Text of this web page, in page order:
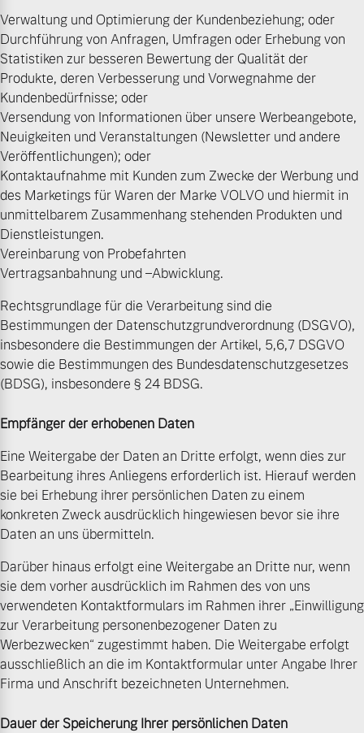
Mehr erfahren
Verwaltung und Optimierung der Kundenbeziehung; oder
Durchführung von Anfragen, Umfragen oder Erhebung von
Statistiken zur besseren Bewertung der Qualität der
Produkte, deren Verbesserung und Vorwegnahme der
Kundenbedürfnisse; oder
Versendung von Informationen über unsere Werbeangebote,
Neuigkeiten und Veranstaltungen (Newsletter und andere
Veröffentlichungen); oder
Kontaktaufnahme mit Kunden zum Zwecke der Werbung und
des Marketings für Waren der Marke VOLVO und hiermit in
unmittelbarem Zusammenhang stehenden Produkten und
Dienstleistungen.
Vereinbarung von Probefahrten
Vertragsanbahnung und –Abwicklung.
Rechtsgrundlage für die Verarbeitung sind die
Bestimmungen der Datenschutzgrundverordnung (DSGVO),
insbesondere die Bestimmungen der Artikel, 5,6,7 DSGVO
sowie die Bestimmungen des Bundesdatenschutzgesetzes
(BDSG), insbesondere § 24 BDSG.
Empfänger der erhobenen Daten
Eine Weitergabe der Daten an Dritte erfolgt, wenn dies zur
Bearbeitung ihres Anliegens erforderlich ist. Hierauf werden
sie bei Erhebung ihrer persönlichen Daten zu einem
konkreten Zweck ausdrücklich hingewiesen bevor sie ihre
Daten an uns übermitteln.
Darüber hinaus erfolgt eine Weitergabe an Dritte nur, wenn
sie dem vorher ausdrücklich im Rahmen des von uns
verwendeten Kontaktformulars im Rahmen ihrer „Einwilligung
zur Verarbeitung personenbezogener Daten zu
Werbezwecken“ zugestimmt haben. Die Weitergabe erfolgt
ausschließlich an die im Kontaktformular unter Angabe Ihrer
Firma und Anschrift bezeichneten Unternehmen.
Dauer der Speicherung Ihrer persönlichen Daten